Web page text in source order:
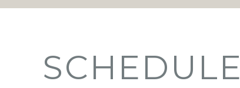
SCHEDULE